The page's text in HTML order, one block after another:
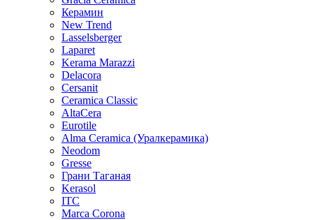
Керамин
New Trend
Lasselsberger
Laparet
Kerama Marazzi
Delacora
Cersanit
Ceramica Classic
AltaCera
Eurotile
Alma Ceramica (Уралкерамика)
Neodom
Gresse
Грани Таганая
Kerasol
ITC
Marca Corona